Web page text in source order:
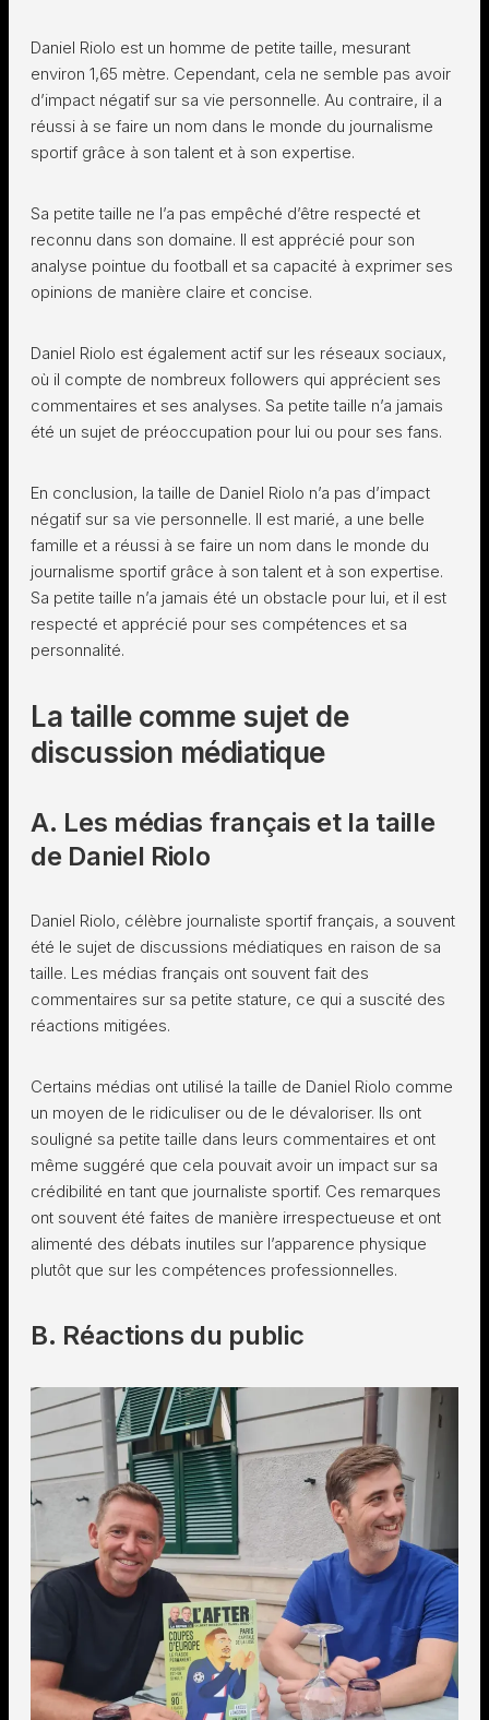
Daniel Riolo est un homme de petite taille, mesurant
environ 1,65 mètre. Cependant, cela ne semble pas avoir
d’impact négatif sur sa vie personnelle. Au contraire, il a
réussi à se faire un nom dans le monde du journalisme
sportif grâce à son talent et à son expertise.
Sa petite taille ne l’a pas empêché d’être respecté et
reconnu dans son domaine. Il est apprécié pour son
analyse pointue du football et sa capacité à exprimer ses
opinions de manière claire et concise.
Daniel Riolo est également actif sur les réseaux sociaux,
où il compte de nombreux followers qui apprécient ses
commentaires et ses analyses. Sa petite taille n’a jamais
été un sujet de préoccupation pour lui ou pour ses fans.
En conclusion, la taille de Daniel Riolo n’a pas d’impact
négatif sur sa vie personnelle. Il est marié, a une belle
famille et a réussi à se faire un nom dans le monde du
journalisme sportif grâce à son talent et à son expertise.
Sa petite taille n’a jamais été un obstacle pour lui, et il est
respecté et apprécié pour ses compétences et sa
personnalité.
La taille comme sujet de
discussion médiatique
A. Les médias français et la taille
de Daniel Riolo
Daniel Riolo, célèbre journaliste sportif français, a souvent
été le sujet de discussions médiatiques en raison de sa
taille. Les médias français ont souvent fait des
commentaires sur sa petite stature, ce qui a suscité des
réactions mitigées.
Certains médias ont utilisé la taille de Daniel Riolo comme
un moyen de le ridiculiser ou de le dévaloriser. Ils ont
souligné sa petite taille dans leurs commentaires et ont
même suggéré que cela pouvait avoir un impact sur sa
crédibilité en tant que journaliste sportif. Ces remarques
ont souvent été faites de manière irrespectueuse et ont
alimenté des débats inutiles sur l’apparence physique
plutôt que sur les compétences professionnelles.
B. Réactions du public